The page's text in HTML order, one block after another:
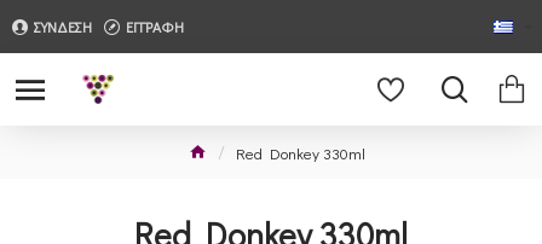
ΣΥΝΔΕΣΗ ΕΓΓΡΑΦΗ
Red Donkey 330ml
Red Donkey 330ml